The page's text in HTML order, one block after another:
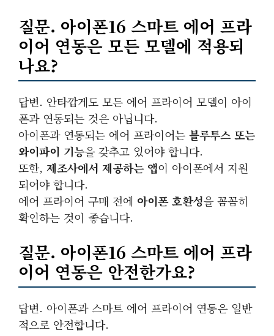
질문. 아이폰16 스마트 에어 프라
이어 연동은 모든 모델에 적용되
나요?
답변. 안타깝게도 모든 에어 프라이어 모델이 아이
폰과 연동되는 것은 아닙니다.
아이폰과 연동되는 에어 프라이어는 블루투스 또는
와이파이 기능을 갖추고 있어야 합니다.
또한, 제조사에서 제공하는 앱이 아이폰에서 지원
되어야 합니다.
에어 프라이어 구매 전에 아이폰 호환성을 꼼꼼히
확인하는 것이 좋습니다.
질문. 아이폰16 스마트 에어 프라
이어 연동은 안전한가요?
답변. 아이폰과 스마트 에어 프라이어 연동은 일반
적으로 안전합니다.